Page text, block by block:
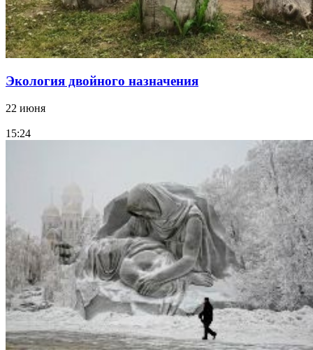
Экология двойного назначения
22 июня
15:24